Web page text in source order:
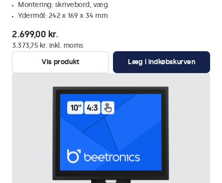
Montering: skrivebord, væg
Ydermål: 242 x 169 x 34 mm
2.699,00 kr.
3.373,75 kr. inkl. moms
Vis produkt
Læg i indkøbskurven